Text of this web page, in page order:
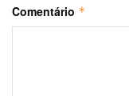
Comentário *